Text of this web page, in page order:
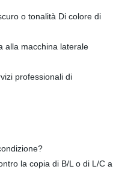
o tonalità Di colore di
alla macchina laterale
professionali di
la copia di B/L o di L/C a